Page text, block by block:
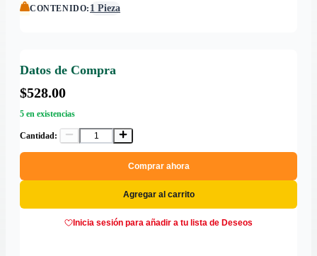
CONTENIDO: 1 Pieza
Datos de Compra
$528.00
5 en existencias
Cantidad:
Comprar ahora
Agregar al carrito
Inicia sesión para añadir a tu lista de Deseos